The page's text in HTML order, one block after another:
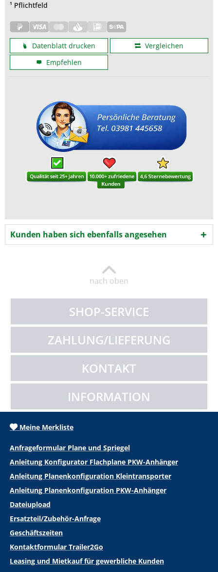
¹ Pflichtfeld
Datenblatt drucken
Vergleichen
Empfehlen
Kunden haben sich ebenfalls angesehen
nach oben
SHOP-SERVICE
ZAHLUNG/LIEFERUNG
KONTAKT
INFORMATION
Meine Merkliste
Anfrageformular Plane und Spriegel
Anleitung Konfigurator Flachplane PKW-Anhänger
Anleitung Planenkonfiguration Kleintransporter
Anleitung Planenkonfiguration PKW-Anhänger
Dateiupload
Ersatzteil/Zubehör-Anfrage
Geschäftszeiten
Kontaktformular Trailer2Go
Leasing und Mietkauf für gewerbliche Kunden